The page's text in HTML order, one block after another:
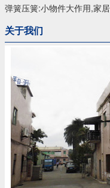
弹簧压簧:小物件大作用,家
关于我们